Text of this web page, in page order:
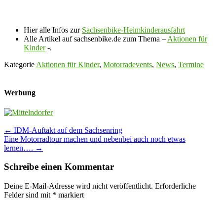
Hier alle Infos zur Sachsenbike-Heimkinderausfahrt
Alle Artikel auf sachsenbike.de zum Thema – Aktionen für
Kinder-.
Kategorie Aktionen für Kinder, Motorradevents, News, Termine
Werbung
Post
navigation
← IDM-Auftakt auf dem Sachsenring
Eine Motorradtour machen und nebenbei auch noch etwas
lernen…. →
Schreibe einen Kommentar
Deine E-Mail-Adresse wird nicht veröffentlicht. Erforderliche
Felder sind mit * markiert